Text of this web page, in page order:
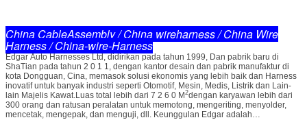
China CableAssembly / China wireharness / China Wire
Harness / China-wire-Harness
Edgar Auto Harnesses Ltd, didirikan pada tahun 1999, Dan pabrik baru di
ShaTian pada tahun 2 0 1 1, dengan kantor desain dan pabrik manufaktur di
kota Dongguan, Cina, memasok solusi ekonomis yang lebih baik dan Harness
inovatif untuk banyak industri seperti Otomotif, Mesin, Medis, Listrik dan Lain-
lain Majelis Kawat.Luas total lebih dari 7 2 6 0 M2dengan karyawan lebih dari
300 orang dan ratusan peralatan untuk memotong, mengeriting, menyolder,
mencetak, mengepak, dan menguji, dll. Keunggulan Edgar adalah